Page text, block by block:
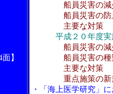
】
船員災害の
船員災害の防
主要な対策
平成２０年度
船員災害の
船員災害の種
主要な対策
重点施策の新規
・「海上医学研究」